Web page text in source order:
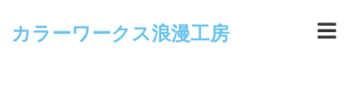
カラーワークス浪漫工房